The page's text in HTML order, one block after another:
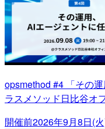
opsmethod #4 「その
ラスメソッド日比谷オ
開催前2026年9月8日(